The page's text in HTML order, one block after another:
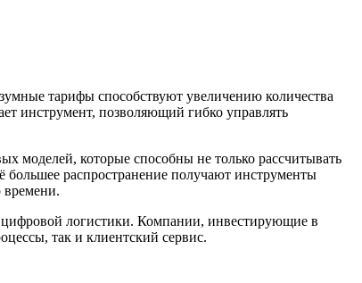
тарифы способствуют увеличению количества
инструмент, позволяющий гибко управлять
моделей, которые способны не только рассчитывать
большее распространение получают инструменты
времени.
цифровой логистики. Компании, инвестирующие в
так и клиентский сервис.